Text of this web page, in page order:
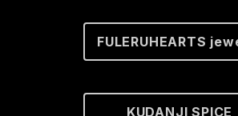
FULERUHEARTS
KUDANJI SPICE